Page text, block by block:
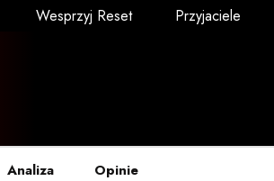
Wesprzyj Reset Przyjaciele
Analiza Opinie